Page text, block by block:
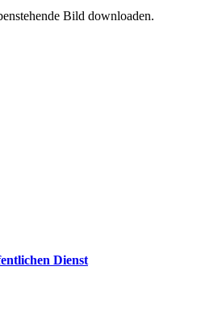
Bild downloaden.
Dienst